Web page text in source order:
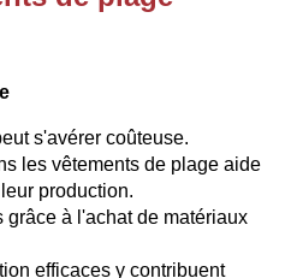
s'avérer coûteuse.
les vêtements de plage aide
production.
grâce à l'achat de matériaux
efficaces y contribuent